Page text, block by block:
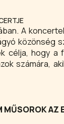
közönség
célja, hogy
számára,
AZ